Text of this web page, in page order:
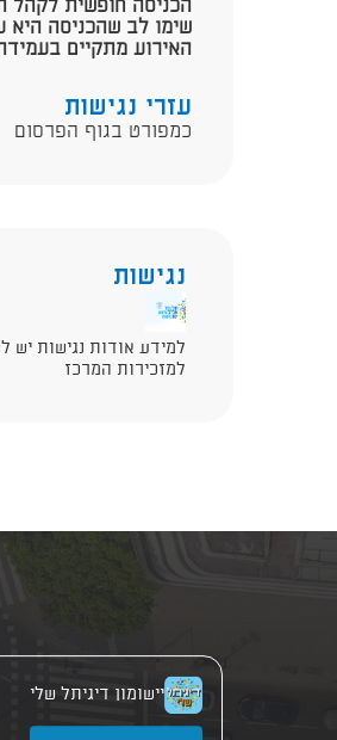
הכניסה חופשית לקהל
שימו לב שהכניסה היא
האירוע מתקיים
עזרי נגישות
כמפורט בגוף הפרסום
נגישות
למידע אודות נגישות יש
למזכירות המרכז
יישומון דיגיתל שלי